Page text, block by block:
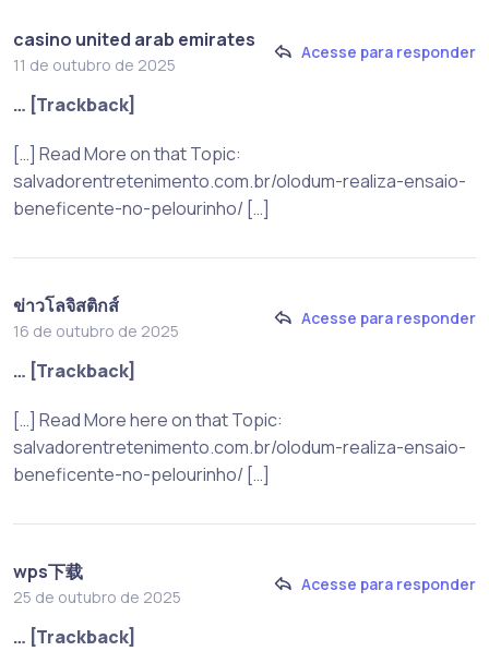
casino united arab emirates
11 de outubro de 2025
Acesse para responder
… [Trackback]
[…] Read More on that Topic:
salvadorentretenimento.com.br/olodum-realiza-ensaio-
beneficente-no-pelourinho/ […]
ข่าวโลจิสติกส์
16 de outubro de 2025
Acesse para responder
… [Trackback]
[…] Read More here on that Topic:
salvadorentretenimento.com.br/olodum-realiza-ensaio-
beneficente-no-pelourinho/ […]
wps下载
25 de outubro de 2025
Acesse para responder
… [Trackback]